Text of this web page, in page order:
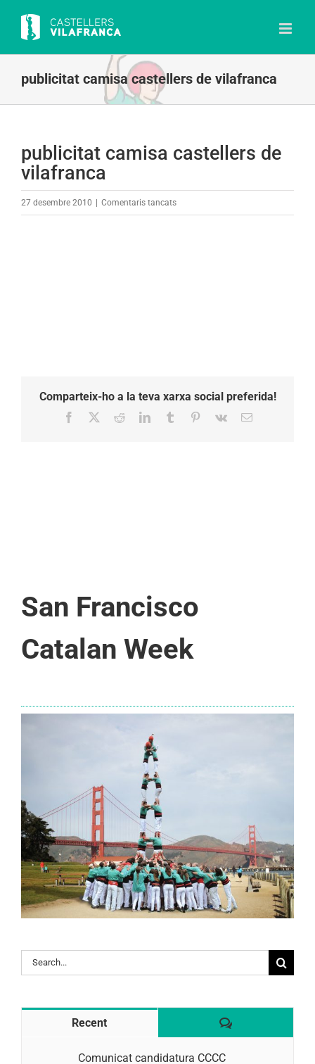
content
publicitat camisa castellers de vilafranca
publicitat camisa castellers de
vilafranca
27 desembre 2010 Comentaris tancatsa
Comparteix-ho a la teva xarxa social preferida!
Facebook RedditLinkedInTumblr Pinterest
Vk Email:
San Francisco
Catalan Week
Search
for:
Recent Comentaris
Comunicat candidatura CCCC